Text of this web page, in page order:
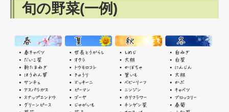
旬の野菜(一例)